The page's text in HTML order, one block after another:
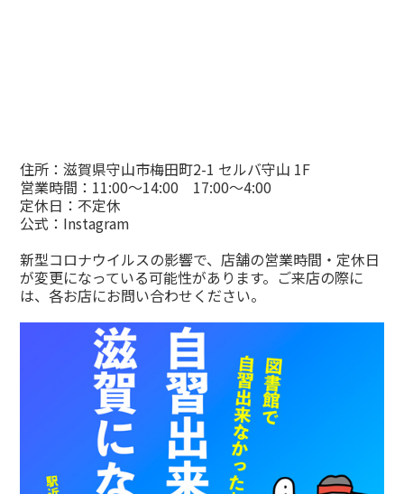
住所：滋賀県守山市梅田町2-1 セルバ守山 1F
営業時間：11:00～14:00 17:00～4:00
定休日：不定休
公式： Instagram
新型コロナウイルスの影響で、店舗の営業時間・定休日
が変更になっている可能性があります。ご来店の際に
は、各お店にお問い合わせください。